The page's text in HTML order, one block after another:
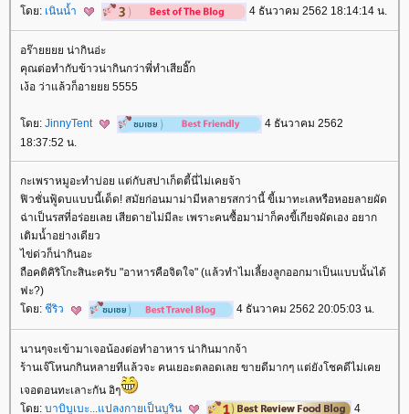
ดย: เนินน้ำ 4 ธันวาคม 2562 18:14:14 น.
อร๊ายยยย น่ากินอ่ะ
คุณต่อทำกับข้าวน่ากินกว่าพี่ทำเสียอิ๊ก
เง้อ ว่าแล้วก็อายยย 5555
ดย: JinnyTent
4 ธันวาคม 2562
18:37:52 น.
กะเพราหมูอะทำบ่อย แต่กับสปาเก็ตตี้นี่ไม่เคยจ้า
ฟิวชั่นฟู้ดบแบบนี้เด็ด! สมัยก่อนมาม่ามีหลายรสกว่านี้ ขี้เมาทะเลหรือหอยลายผัด
ฉ่าเป็นรสที่อร่อยเลย เสียดายไม่มีละ เพราะคนซื้อมาม่าก็คงขี้เกียจผัดเอง อยาก
เติมน้ำอย่างเดียว
ไข่ด่วก็น่ากินอะ
ถือคติคิริโกะสินะครับ "อาหารคือจิตใจ" (แล้วทำไมเลี้ยงลูกออกมาเป็นแบบนั้นได้
ฟะ?)
ดย: ชีริว 4 ธันวาคม 2562 20:05:03 น.
นานๆจะเข้ามาเจอน้องต่อทำอาหาร น่ากินมากจ้า
ร้านเจ๊โหนกกินหลายทีแล้วจะ คนเยอะตลอดเลย ขายดีมากๆ แต่ยังโชคดีไม่เค
เจอตอนทะเลาะกัน อิๆ
ดย: บาบิบูเบะ...แปลงกายเป็นบูริน 4